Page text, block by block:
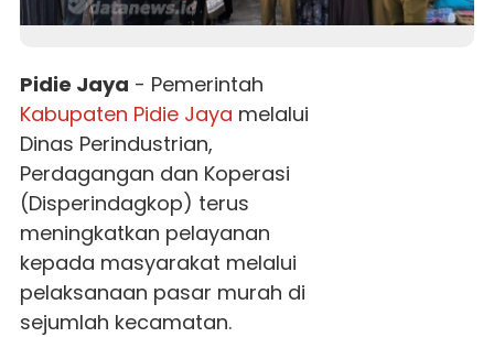
Pidie Jaya - Pemerintah
Kabupaten Pidie Jaya melalui
Dinas Perindustrian,
Perdagangan dan Koperasi
(Disperindagkop) terus
meningkatkan pelayanan
kepada masyarakat melalui
pelaksanaan pasar murah di
sejumlah kecamatan.